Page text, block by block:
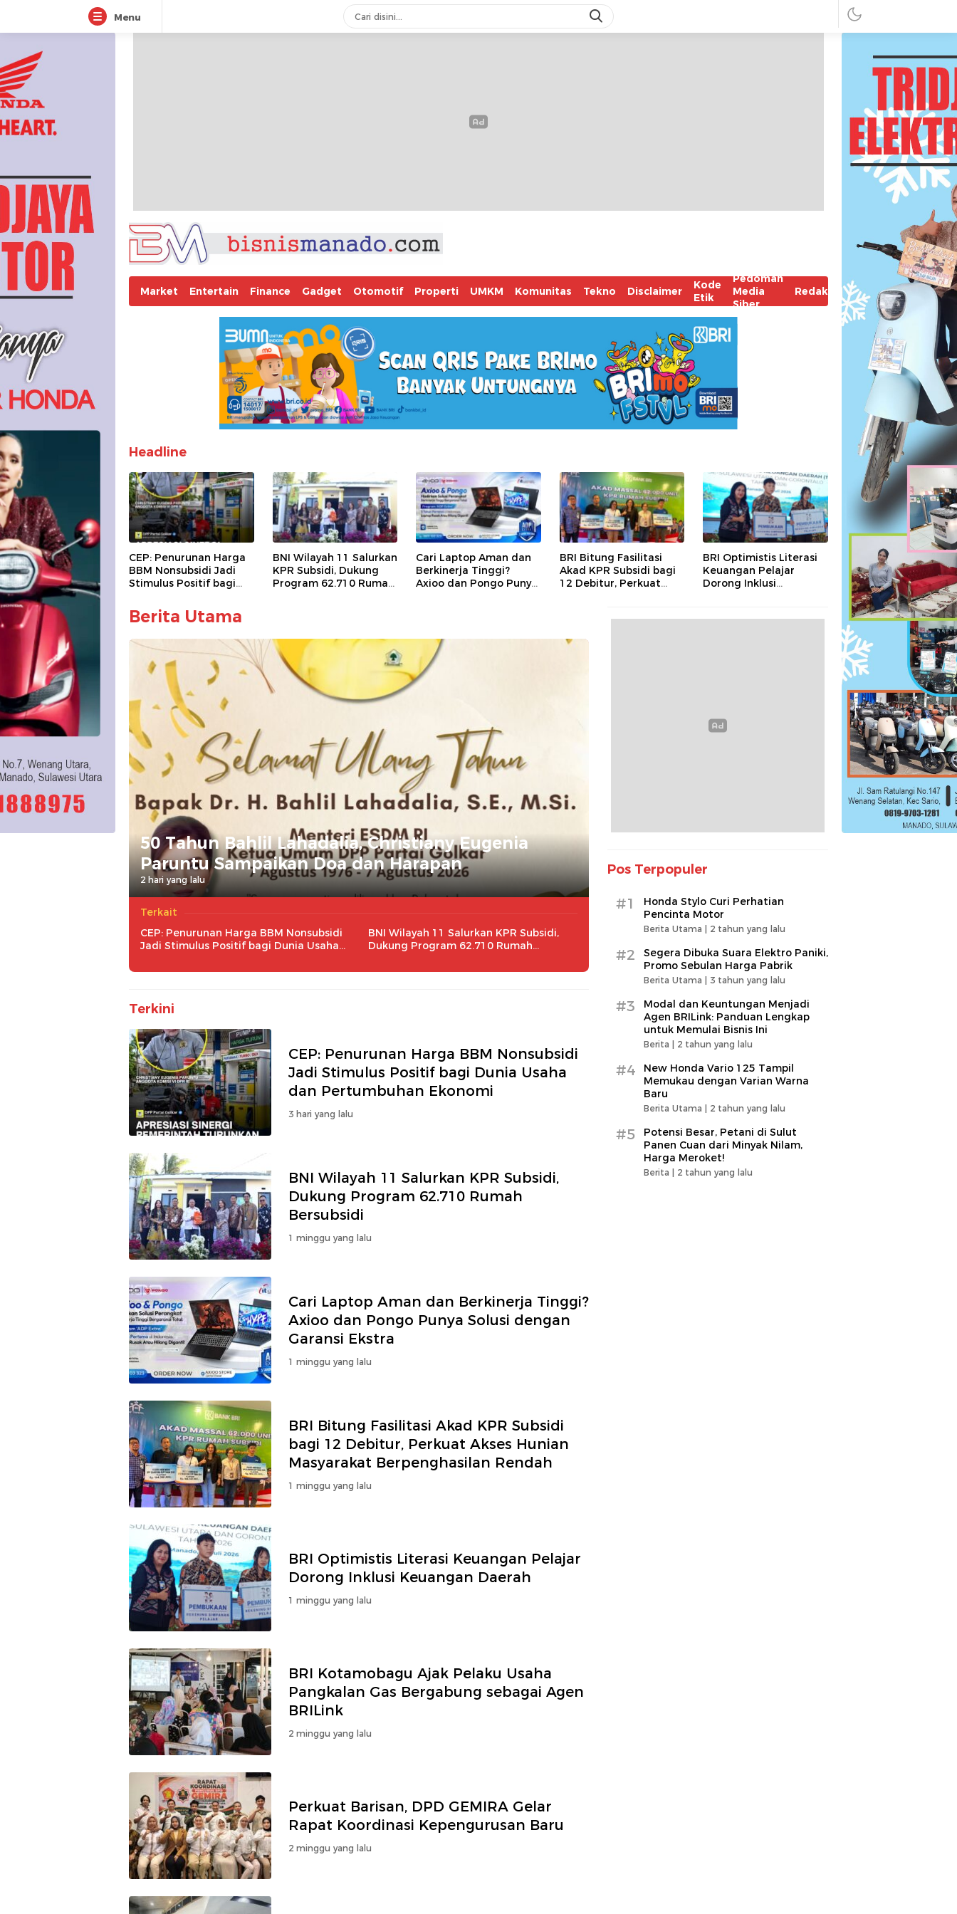
Menu
Market Entertain Finance Gadget Otomotif Properti UMKM Komunitas Tekno Disclaimer
Kode
Etik
Pedoman
Media
Siber
Redaksi
Headline
CEP: Penurunan Harga
BBM Nonsubsidi Jadi
Stimulus Positif bagi
Pertumbuhan Ekonomi
BNI Wilayah 11 Salurkan
KPR Subsidi, Dukung
Program 62.710 Rumah
Cari Laptop Aman dan
Berkinerja Tinggi?
Axioo dan Pongo Punya
BRI Bitung Fasilitasi
Akad KPR Subsidi bagi
12 Debitur, Perkuat
Berpenghasilan Rendah
BRI Optimistis Literasi
Keuangan Pelajar
Dorong Inklusi
Berita Utama
50 Tahun Bahlil Lahadalia, Christiany Eugenia
Paruntu Sampaikan Doa dan Harapan
2 hari yang lalu
Terkait
CEP: Penurunan Harga BBM Nonsubsidi
Jadi Stimulus Positif bagi Dunia Usaha
BNI Wilayah 11 Salurkan KPR Subsidi,
Dukung Program 62.710 Rumah
Terkini
CEP: Penurunan Harga BBM Nonsubsidi
Jadi Stimulus Positif bagi Dunia Usaha
dan Pertumbuhan Ekonomi
3 hari yang lalu
BNI Wilayah 11 Salurkan KPR Subsidi,
Dukung Program 62.710 Rumah
Bersubsidi
1 minggu yang lalu
Cari Laptop Aman dan Berkinerja Tinggi?
Axioo dan Pongo Punya Solusi dengan
Garansi Ekstra
1 minggu yang lalu
BRI Bitung Fasilitasi Akad KPR Subsidi
bagi 12 Debitur, Perkuat Akses Hunian
Masyarakat Berpenghasilan Rendah
1 minggu yang lalu
BRI Optimistis Literasi Keuangan Pelajar
Dorong Inklusi Keuangan Daerah
1 minggu yang lalu
BRI Kotamobagu Ajak Pelaku Usaha
Pangkalan Gas Bergabung sebagai Agen
BRILink
2 minggu yang lalu
Perkuat Barisan, DPD GEMIRA Gelar
Rapat Koordinasi Kepengurusan Baru
2 minggu yang lalu
Pos Terpopuler
#1
Honda Stylo Curi Perhatian
Pencinta Motor
Berita Utama | 2 tahun yang lalu
#2
Segera Dibuka Suara Elektro Paniki,
Promo Sebulan Harga Pabrik
Berita Utama | 3 tahun yang lalu
#3
Modal dan Keuntungan Menjadi
Agen BRILink: Panduan Lengkap
untuk Memulai Bisnis Ini
Berita | 2 tahun yang lalu
#4
New Honda Vario 125 Tampil
Memukau dengan Varian Warna
Baru
Berita Utama | 2 tahun yang lalu
#5
Potensi Besar, Petani di Sulut
Panen Cuan dari Minyak Nilam,
Harga Meroket!
Berita | 2 tahun yang lalu